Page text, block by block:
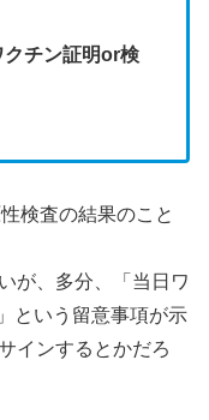
チン証明or検
検査の結果のこと
が、多分、「当日ワ
という留意事項が示
インするとかだろ